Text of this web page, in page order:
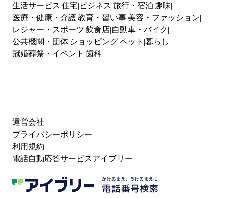
生活サービス 住宅 ビジネス 旅行・宿泊 趣味
医療・健康・介護教育・習い事 美容・ファッション
レジャー・スポーツ 飲食店 自動車・バイク
公共機関・団体 ショッピングペット 暮らし
冠婚葬祭・イベント 歯科
運営会社
プライバシーポリシー
利用規約
電話自動応答サービスアイブリー